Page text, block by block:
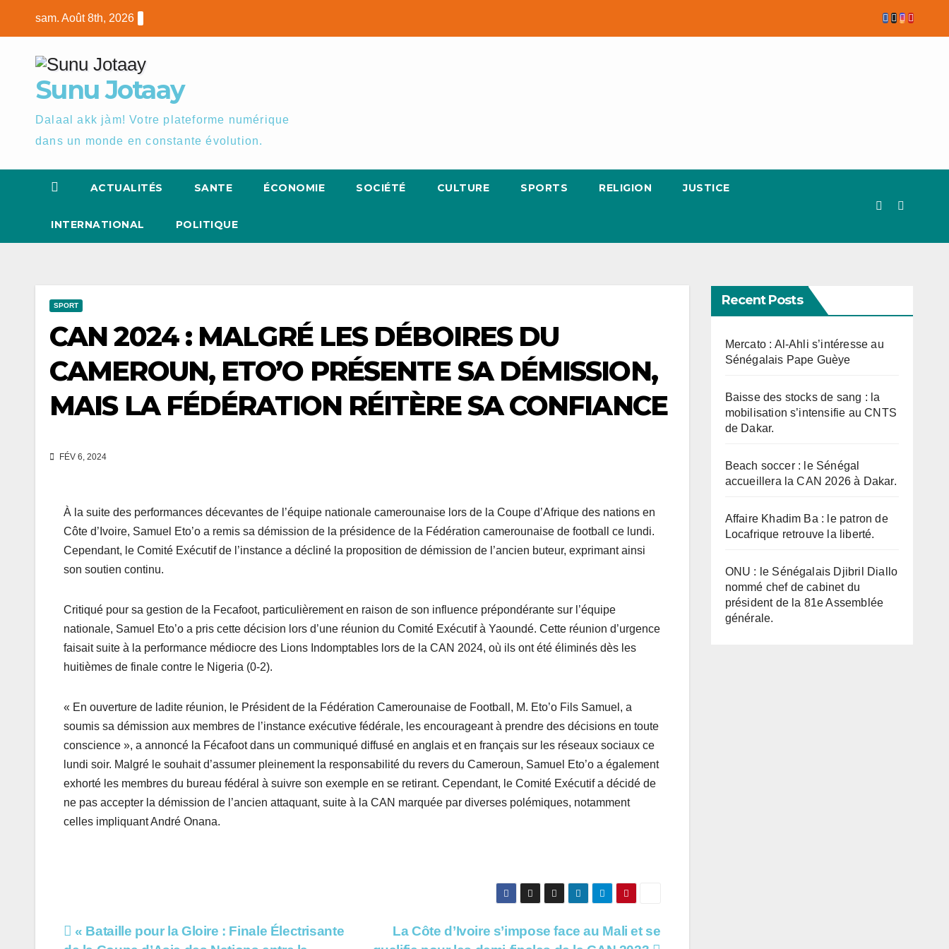
sam. Août 8th, 2026
Sunu Jotaay
Dalaal akk jàm! Votre plateforme numérique
dans un monde en constante évolution.
ACTUALITÉS SANTE ÉCONOMIE SOCIÉTÉ CULTURE SPORTS RELIGION JUSTICE
INTERNATIONAL POLITIQUE
SPORT
CAN 2024 : MALGRÉ LES DÉBOIRES DU
CAMEROUN, ETO’O PRÉSENTE SA DÉMISSION,
MAIS LA FÉDÉRATION RÉITÈRE SA CONFIANCE
FÉV 6, 2024
À la suite des performances décevantes de l’équipe nationale camerounaise lors de la Coupe d’Afrique des nations en
Côte d’Ivoire, Samuel Eto’o a remis sa démission de la présidence de la Fédération camerounaise de football ce lundi.
Cependant, le Comité Exécutif de l’instance a décliné la proposition de démission de l’ancien buteur, exprimant ainsi
son soutien continu.
Critiqué pour sa gestion de la Fecafoot, particulièrement en raison de son influence prépondérante sur l’équipe
nationale, Samuel Eto’o a pris cette décision lors d’une réunion du Comité Exécutif à Yaoundé. Cette réunion d’urgence
faisait suite à la performance médiocre des Lions Indomptables lors de la CAN 2024, où ils ont été éliminés dès les
huitièmes de finale contre le Nigeria (0-2).
« En ouverture de ladite réunion, le Président de la Fédération Camerounaise de Football, M. Eto’o Fils Samuel, a
soumis sa démission aux membres de l’instance exécutive fédérale, les encourageant à prendre des décisions en toute
conscience », a annoncé la Fécafoot dans un communiqué diffusé en anglais et en français sur les réseaux sociaux ce
lundi soir. Malgré le souhait d’assumer pleinement la responsabilité du revers du Cameroun, Samuel Eto’o a également
exhorté les membres du bureau fédéral à suivre son exemple en se retirant. Cependant, le Comité Exécutif a décidé de
ne pas accepter la démission de l’ancien attaquant, suite à la CAN marquée par diverses polémiques, notamment
celles impliquant André Onana.
Navigation
La Côte d’Ivoire s’impose face au Mali et se
« Bataille pour la Gloire : Finale Électrisante
Recent Posts
Mercato : Al-Ahli s’intéresse au
Sénégalais Pape Guèye
Baisse des stocks de sang : la
mobilisation s’intensifie au CNTS
de Dakar.
Beach soccer : le Sénégal
accueillera la CAN 2026 à Dakar.
Affaire Khadim Ba : le patron de
Locafrique retrouve la liberté.
ONU : le Sénégalais Djibril Diallo
nommé chef de cabinet du
président de la 81e Assemblée
générale.